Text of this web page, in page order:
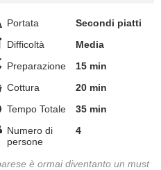
Portata
Secondi piatti
Difficoltà
Media
Preparazione
15 min
Cottura
20 min
Tempo Totale
35 min
Numero di
persone
4
è ormai diventanto un must